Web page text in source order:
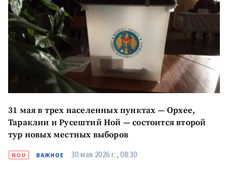
31 мая в трех населенных пунктах — Орхее,
Тараклии и Русештий Ной — состоится второй
тур новых местных выборов
NOU ВАЖНОЕ 30 мая 2026 г., 08:30